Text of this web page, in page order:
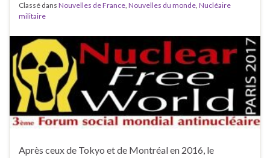
Classé dans Nouvelles de France, Nouvelles du monde, Nucléaire
militaire
Après ceux de Tokyo et de Montréal en 2016, le